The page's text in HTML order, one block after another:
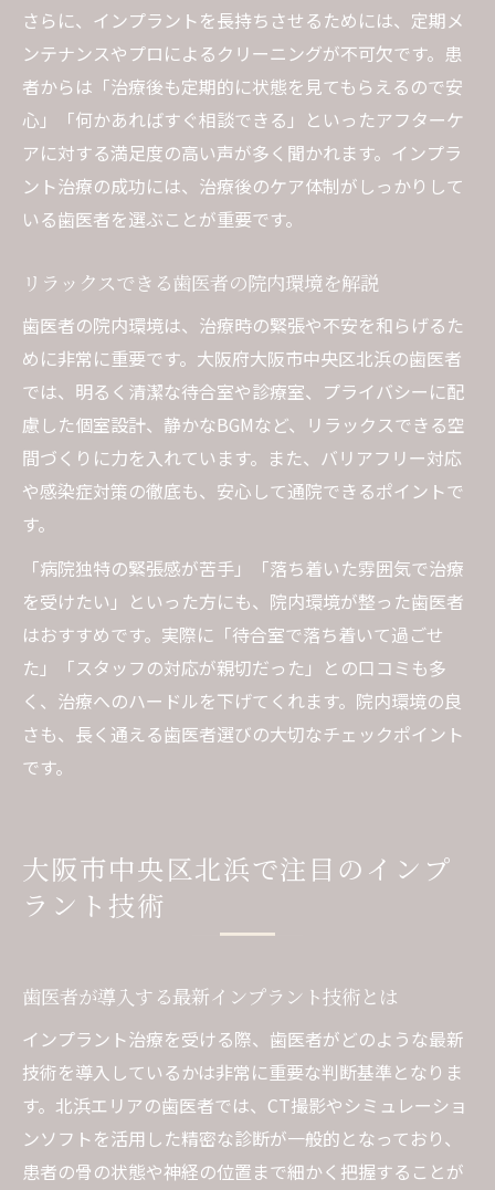
さらに、インプラントを長持ちさせるためには、定期メ
ンテナンスやプロによるクリーニングが不可欠です。患
者からは「治療後も定期的に状態を見てもらえるので安
心」「何かあればすぐ相談できる」といったアフターケ
アに対する満足度の高い声が多く聞かれます。インプラ
ント治療の成功には、治療後のケア体制がしっかりして
いる歯医者を選ぶことが重要です。
リラックスできる歯医者の院内環境を解説
歯医者の院内環境は、治療時の緊張や不安を和らげるた
めに非常に重要です。大阪府大阪市中央区北浜の歯医者
では、明るく清潔な待合室や診療室、プライバシーに配
慮した個室設計、静かなBGMなど、リラックスできる空
間づくりに力を入れています。また、バリアフリー対応
や感染症対策の徹底も、安心して通院できるポイントで
す。
「病院独特の緊張感が苦手」「落ち着いた雰囲気で治療
を受けたい」といった方にも、院内環境が整った歯医者
はおすすめです。実際に「待合室で落ち着いて過ごせ
た」「スタッフの対応が親切だった」との口コミも多
く、治療へのハードルを下げてくれます。院内環境の良
さも、長く通える歯医者選びの大切なチェックポイント
です。
大阪市中央区北浜で注目のインプ
ラント技術
歯医者が導入する最新インプラント技術とは
インプラント治療を受ける際、歯医者がどのような最新
技術を導入しているかは非常に重要な判断基準となりま
す。北浜エリアの歯医者では、CT撮影やシミュレーショ
ンソフトを活用した精密な診断が一般的となっており、
患者の骨の状態や神経の位置まで細かく把握することが